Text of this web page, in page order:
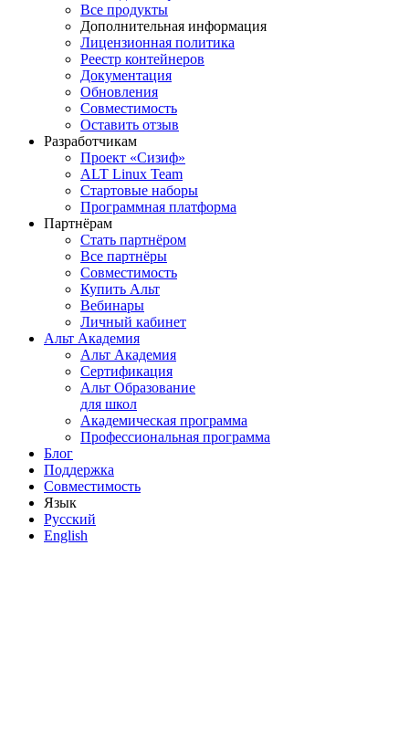
Все продукты
Дополнительная информация
Лицензионная политика
Реестр контейнеров
Документация
Обновления
Совместимость
Оставить отзыв
Разработчикам
Проект «Сизиф»
ALT Linux Team
Стартовые наборы
Программная платформа
Партнёрам
Стать партнёром
Все партнёры
Совместимость
Купить Альт
Вебинары
Личный кабинет
Альт Академия
Альт Академия
Сертификация
Альт Образование
для школ
Академическая программа
Профессиональная программа
Блог
Поддержка
Совместимость
Язык
Русский
English